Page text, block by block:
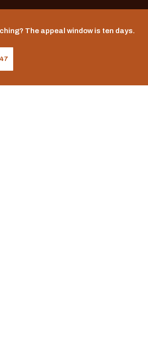
The appeal window is ten days.